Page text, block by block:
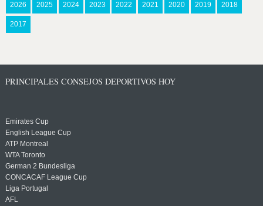
2026 2025 2024 2023 2022 2021 2020 2019 2018
2017
PRINCIPALES CONSEJOS DEPORTIVOS HOY
Emirates Cup
English League Cup
ATP Montreal
WTA Toronto
German 2 Bundesliga
CONCACAF League Cup
Liga Portugal
AFL